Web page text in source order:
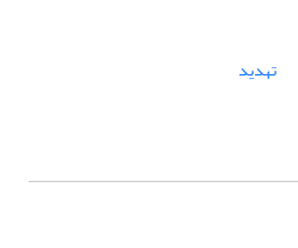
تهدید